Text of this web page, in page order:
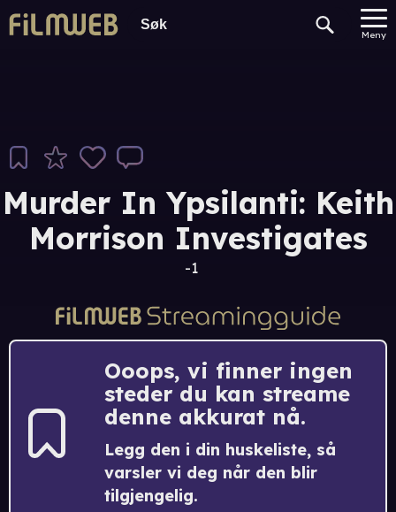
Meny
Murder In Ypsilanti: Keith
Morrison Investigates
-1
Ooops, vi finner ingen
steder du kan streame
denne akkurat nå.
Legg den i din huskeliste, så
varsler vi deg når den blir
tilgjengelig.